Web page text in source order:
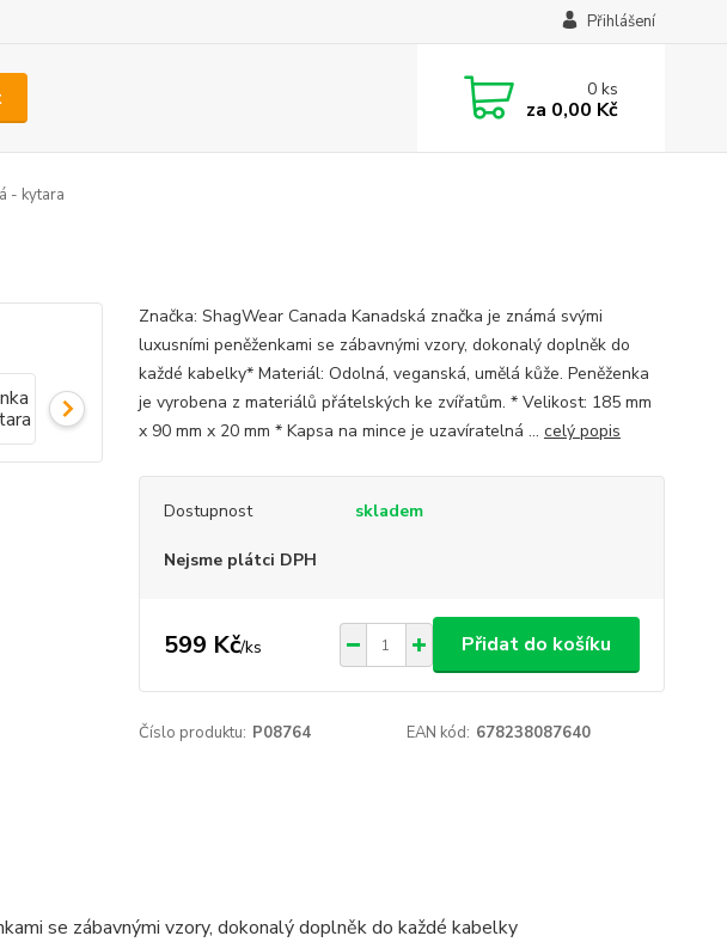
Přihlášení
0ks
za 0,00 Kč
- kytara
Značka: ShagWear Canada Kanadská značka je známá svými
luxusními peněženkami se zábavnými vzory, dokonalý doplněk do
každé kabelky* Materiál: Odolná, veganská, umělá kůže. Peněženka
je vyrobena z materiálů přátelských ke zvířatům. * Velikost: 185 mm
x 90 mm x 20 mm * Kapsa na mince je uzavíratelná ... celý popis
Dostupnost skladem
Nejsme plátci DPH
599 Kč/ks Přidat do košíku
Číslo produktu: P08764 EAN kód: 678238087640
se zábavnými vzory, dokonalý doplněk do každé kabelky